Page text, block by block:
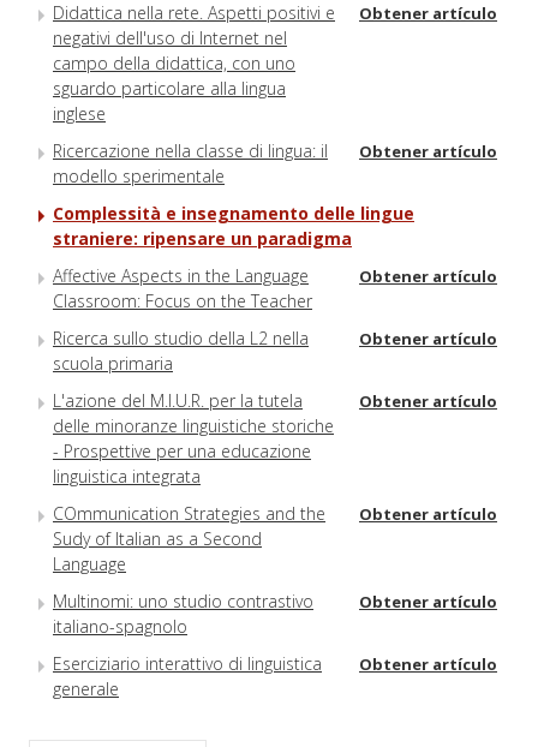
Didattica nella rete. Aspetti positivi e
negativi dell'uso di Internet nel
campo della didattica, con uno
sguardo particolare alla lingua
inglese
Obtener artículo
Ricercazione nella classe di lingua: il
modello sperimentale
Obtener artículo
Complessità e insegnamento delle lingue
straniere: ripensare un paradigma
Affective Aspects in the Language
Classroom: Focus on the Teacher
Obtener artículo
Ricerca sullo studio della L2 nella
scuola primaria
Obtener artículo
L'azione del M.I.U.R. per la tutela
delle minoranze linguistiche storiche
- Prospettive per una educazione
linguistica integrata
Obtener artículo
COmmunication Strategies and the
Sudy of Italian as a Second
Language
Obtener artículo
Multinomi: uno studio contrastivo
italiano-spagnolo
Obtener artículo
Eserciziario interattivo di linguistica
generale
Obtener artículo